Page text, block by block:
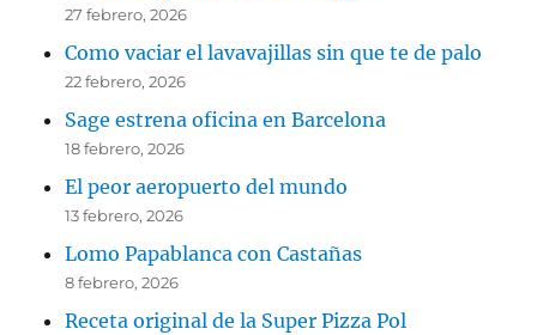
27 febrero, 2026
Como vaciar el lavavajillas sin que te de palo
22 febrero, 2026
Sage estrena oficina en Barcelona
18 febrero, 2026
El peor aeropuerto del mundo
13 febrero, 2026
Lomo Papablanca con Castañas
8 febrero, 2026
Receta original de la Super Pizza Pol